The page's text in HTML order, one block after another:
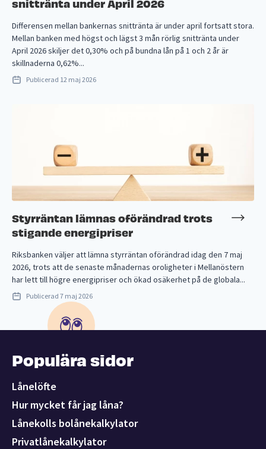
Differensen mellan bankernas snittränta är under april fortsatt stora.
Mellan banken med högst och lägst 3 mån rörlig snittränta under
April 2026 skiljer det 0,30% och på bundna lån på 1 och 2 år är
skillnaderna 0,62%...
Publicerad 12 maj 2026
Styrräntan lämnas oförändrad trots
stigande energipriser
Riksbanken väljer att lämna styrräntan oförändrad idag den 7 maj
2026, trots att de senaste månadernas oroligheter i Mellanöstern
har lett till högre energipriser och ökad osäkerhet på de globala...
Publicerad 7 maj 2026
Populära sidor
Lånelöfte
Hur mycket får jag låna?
Lånekolls bolånekalkylator
Privatlånekalkylator